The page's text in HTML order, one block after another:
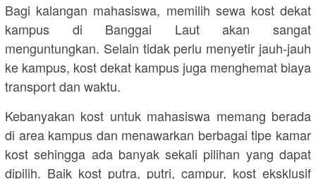
Bagi kalangan mahasiswa, memilih sewa kost dekat
kampus di Banggai Laut akan sangat
menguntungkan. Selain tidak perlu menyetir jauh-jauh
ke kampus, kost dekat kampus juga menghemat biaya
transport dan waktu.
Kebanyakan kost untuk mahasiswa memang berada
di area kampus dan menawarkan berbagai tipe kamar
kost sehingga ada banyak sekali pilihan yang dapat
dipilih. Baik kost putra, putri, campur, kost eksklusif